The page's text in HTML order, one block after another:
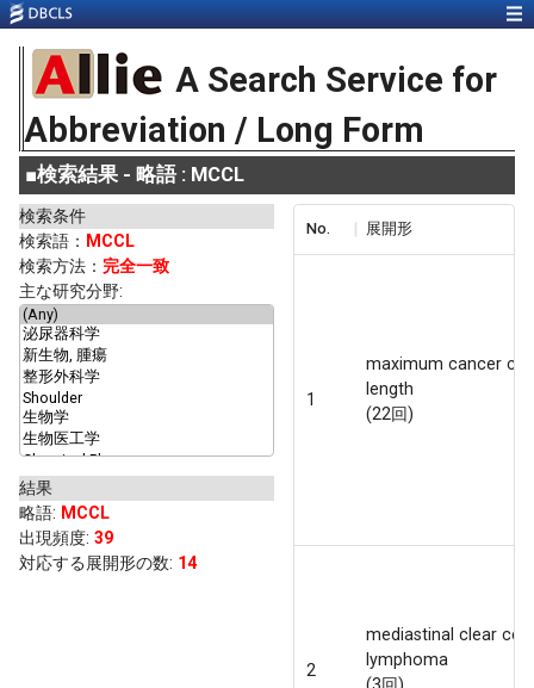
A Search Service for
Abbreviation / Long Form
■検索結果 - 略語 : MCCL
検索条件
検索語： MCCL
検索方法： 完全一致
主な研究分野:
結果
略語: MCCL
出現頻度: 39
対応する展開形の数: 14
No. 展開形
1
maximum cancer
length
(22回)
2
mediastinal clear cell
lymphoma
(3回)